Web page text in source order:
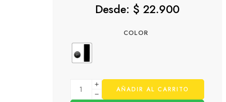
Desde: $ 22.900
COLOR
AÑADIR AL CARRITO